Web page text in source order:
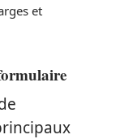
et